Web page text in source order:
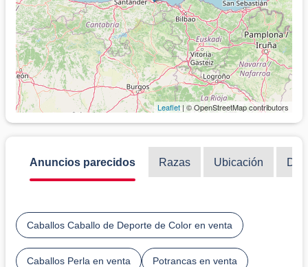
Leaflet | © OpenStreetMap contributors
Anuncios parecidos Razas Ubicación
Caballos Caballo de Deporte de Color en venta
Caballos Perla en venta Potrancas en venta